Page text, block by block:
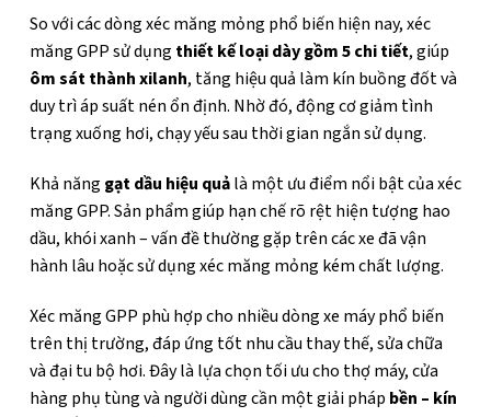
So với các dòng xéc măng mỏng phổ biến hiện nay, xéc
măng GPP sử dụng thiết kế loại dày gồm 5 chi tiết, giúp
ôm sát thành xilanh, tăng hiệu quả làm kín buồng đốt và
duy trì áp suất nén ổn định. Nhờ đó, động cơ giảm tình
trạng xuống hơi, chạy yếu sau thời gian ngắn sử dụng.
Khả năng gạt dầu hiệu quảlà một ưu điểm nổi bật của xéc
măng GPP. Sản phẩm giúp hạn chế rõ rệt hiện tượng hao
dầu, khói xanh – vấn đề thường gặp trên các xe đã vận
hành lâu hoặc sử dụng xéc măng mỏng kém chất lượng.
Xéc măng GPP phù hợp cho nhiều dòng xe máy phổ biến
trên thị trường, đáp ứng tốt nhu cầu thay thế, sửa chữa
và đại tu bộ hơi. Đây là lựa chọn tối ưu cho thợ máy, cửa
hàng phụ tùng và người dùng cần một giải pháp bền – kín